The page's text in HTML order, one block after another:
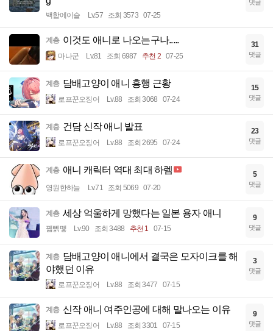
백합에이슬 Lv.57 조회 3573 07-25
댓글
계층 이것도 애니로 나오는구나.....
마나군 Lv.81 조회 6987 추천 2 07-25
31
댓글
계층 담배고양이 애니 흥행 근황
로프꾼오징어 Lv.88 조회 3068 07-24
15
댓글
계층 건담 신작 애니 발표
로프꾼오징어 Lv.88 조회 2695 07-24
23
댓글
계층 애니 캐릭터 역대 최대 하렘
영원한하늘 Lv.71 조회 5069 07-20
5
댓글
계층 세상 억울하게 망했다는 일본 용자 애니
꿻뻵뗗 Lv.90 조회 3488 추천 1 07-15
9
댓글
계층 담배고양이 애니에서 결국은 모자이크를 해
야했던 이유
로프꾼오징어 Lv.88 조회 3477 07-15
3
댓글
계층 신작 애니 여주인공에 대해 말나오는 이유
로프꾼오징어 Lv.88 조회 3301 07-15
9
댓글